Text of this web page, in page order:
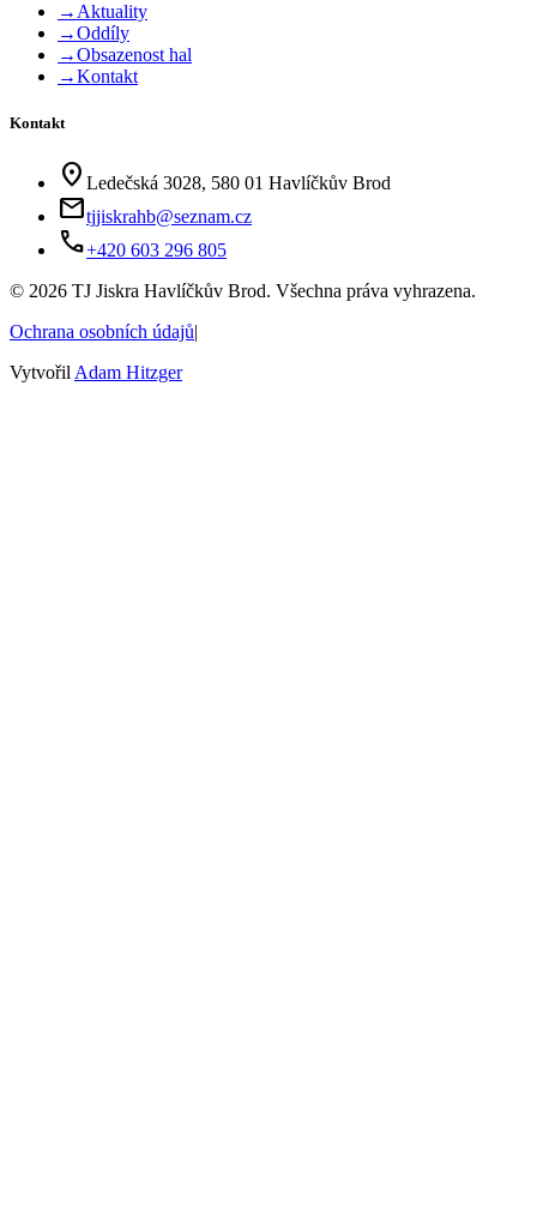
→ Aktuality
→Oddíly
→Obsazenost hal
→Kontakt
Kontakt
location_on Ledečská 3028, 580 01 Havlíčkův Brod
mailtjjiskrahb@seznam.cz
phone+420 603 296 805
© 2026 TJ Jiskra Havlíčkův Brod. Všechna práva vyhrazena.
Ochrana osobních údajů|
Vytvořil Adam Hitzger